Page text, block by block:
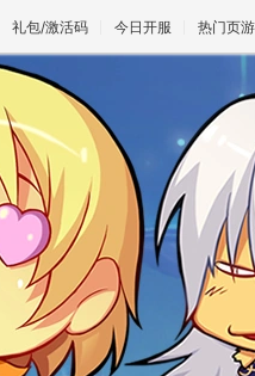
礼包/激活码 今日开服 热门页游
魔
天
王权与